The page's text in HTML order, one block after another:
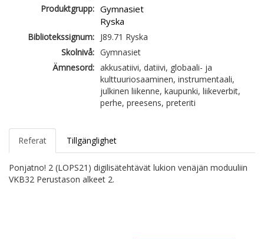
Produktgrupp: Gymnasiet
Ryska
Bibliotekssignum: J89.71 Ryska
Skolnivå: Gymnasiet
Ämnesord: akkusatiivi, datiivi, globaali- ja
kulttuuriosaaminen, instrumentaali,
julkinen liikenne, kaupunki, liikeverbit,
perhe, preesens, preteriti
Referat Tillgänglighet
Ponjatno! 2 (LOPS21) digilisätehtävät lukion venäjän moduuliin
VKB32 Perustason alkeet 2.